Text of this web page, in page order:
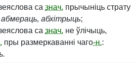
са знач. прычыніць страту
абхітрыць;
са знач. не ўлічыць,
пры размеркаванні чаго-н.: